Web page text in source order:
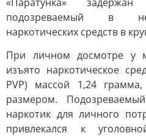
подозреваемый в
наркотических средств в
При личном досмотре у
изъято наркотическое
PVP) массой 1,24
размером.
наркотик для личного
привлекался к